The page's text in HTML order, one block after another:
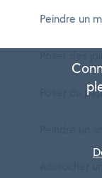
Peindre un
Poser du